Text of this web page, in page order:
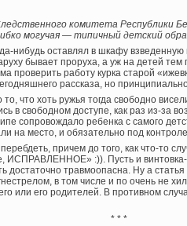
комитета Республики
могучая — типичный детский
нибудь оставлял в шкафу
бывает проруха, а уж на детей
проверить работу курка старой
рассказа, но
что хоть ружья тогда свободно
в свободном доступе, как раз из-за
сопровождало ребенка с самого
на место, и обязательно под
причем до того, как что-то
ИСПРАВЛЕННОЕ» :)). Пусть и
достаточно травмоопасна. Ну а
в том числе и по очень не
или его родителей. В противном
* * *